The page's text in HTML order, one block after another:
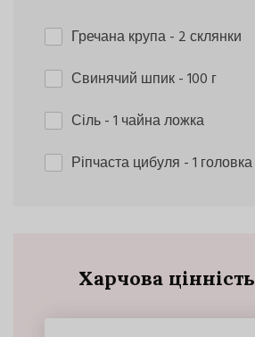
Гречана крупа- 2 склянки
Свинячий шпик- 100 г
Сіль- 1 чайна ложка
Ріпчаста цибуля - 1 головка
Харчова цінність